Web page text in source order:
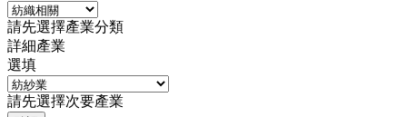
請先選擇產業分類
詳細產業
選填
請先選擇次要產業